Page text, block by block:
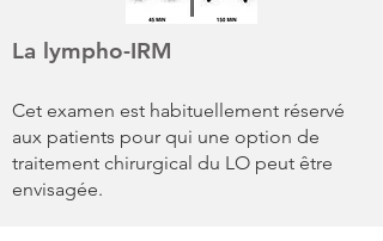
La lympho-IRM
Cet examen est habituellement réservé
aux patients pour qui une option de
traitement chirurgical du LO peut être
envisagée.